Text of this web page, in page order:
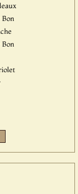
Bon
Bon